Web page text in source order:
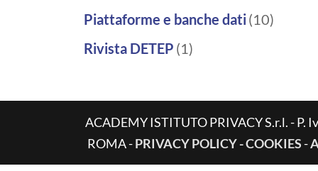
Piattaforme e banche dati(10)
Rivista DETEP (1)
ACADEMY ISTITUTO PRIVACY S.r.l. - P.
ROMA -PRIVACY POLICY - COOKIES -